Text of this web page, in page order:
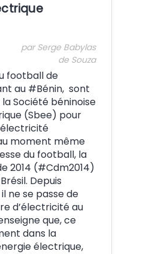
par Serge Babylas
de Souza
football de
au #Bénin, sont
Société béninoise
(Sbee) pour
moment même
du football, la
2014 (#Cdm2014)
Depuis
ne se passe de
d’électricité au
que, ce
dans la
électrique,